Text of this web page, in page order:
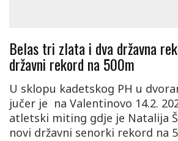
Belas tri zlata i dva državna
državni rekord na 500m
U sklopu kadetskog PH u
jučer je na Valentinovo 14.2.
atletski miting gdje je Natalija
novi državni senorki rekord na